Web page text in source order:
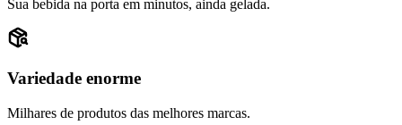
Sua bebida na porta em minutos, ainda gelada.
Variedade enorme
Milhares de produtos das melhores marcas.